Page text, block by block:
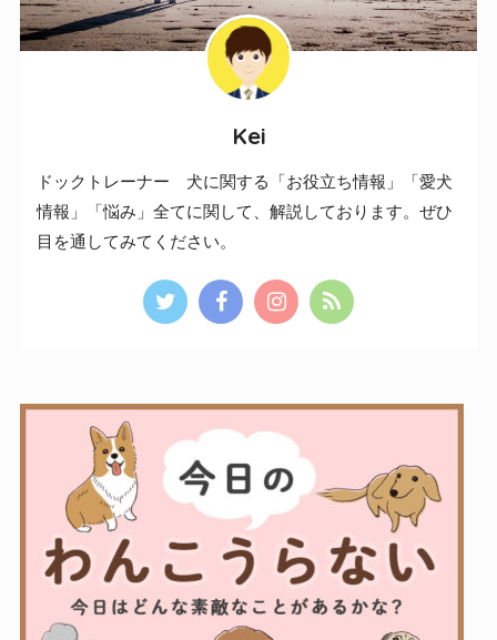
Kei
ドックトレーナー 犬に関する「お役立ち情報」「愛犬
情報」「悩み」全てに関して、解説しております。ぜひ
目を通してみてください。